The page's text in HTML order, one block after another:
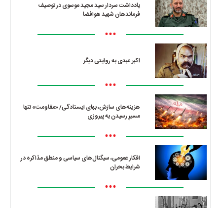
یادداشت سردار سید مجید موسوی در توصیف
فرماندهان شهید هوافضا
•••
اکبر عبدی به روایتی دیگر
•••
هزینه‌های سازش، بهای ایستادگی/ «مقاومت» تنها
مسیرِ رسیدن به پیروزی
•••
افکار عمومی، سیگنال‌های سیاسی و منطق مذاکره در
شرایط بحران
•••